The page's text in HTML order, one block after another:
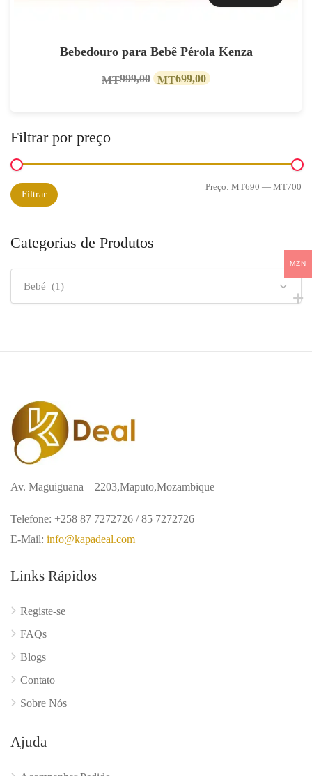
Bebedouro para Bebê Pérola Kenza
MT999,00 OMT699,00 O
Filtrar por preço
Preço
Preço
Filtrar
Preço: MT690 — MT700
Categorias de Produtos
Bebé (1)
Av. Maguiguana – 2203,Maputo,Mozambique
Telefone: +258 87 7272726 / 85 7272726
E-Mail: info@kapadeal.com
Links Rápidos
Registe-se
FAQs
Blogs
Contato
Sobre Nós
Ajuda
MZN